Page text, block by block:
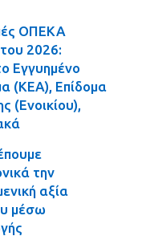
ΟΠΕΚΑ
2026:
Εγγυημένο
(ΚΕΑ), Επίδομα
(Ενοικίου),
την
αξία
μέσω